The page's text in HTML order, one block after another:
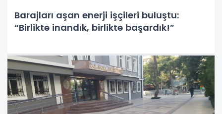
Barajları aşan enerji işçileri buluştu:
“Birlikte inandık, birlikte başardık!”